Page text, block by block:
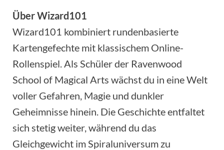
Über Wizard101
Wizard101 kombiniert rundenbasierte
Kartengefechte mit klassischem Online-
Rollenspiel. Als Schüler der Ravenwood
School of Magical Arts wächst du in eine Welt
voller Gefahren, Magie und dunkler
Geheimnisse hinein. Die Geschichte entfaltet
sich stetig weiter, während du das
Gleichgewicht im Spiraluniversum zu